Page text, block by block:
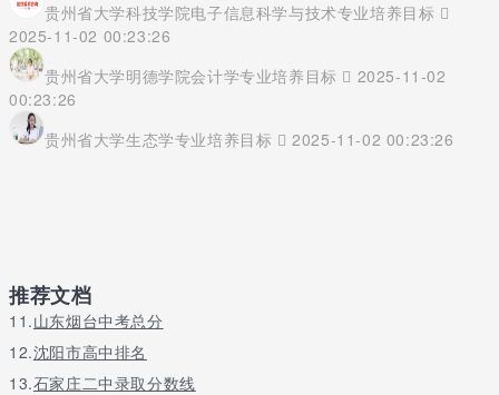
贵州省大学科技学院电子信息科学与技术专业培养目标
2025-11-02 00:23:26
贵州省大学明德学院会计学专业培养目标
2025-11-02
00:23:26
贵州省大学生态学专业培养目标
2025-11-02 00:23:26
推荐文档
11.山东烟台中考总分
12.沈阳市高中排名
13.石家庄二中录取分数线